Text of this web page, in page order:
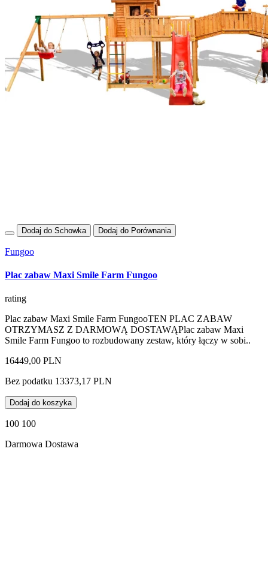
Dodaj do Schowka Dodaj do Porównania
Fungoo
Plac zabaw Maxi Smile Farm Fungoo
rating
Plac zabaw Maxi Smile Farm FungooTEN PLAC ZABAW
OTRZYMASZ Z DARMOWĄ DOSTAWĄPlac zabaw Maxi
Smile Farm Fungoo to rozbudowany zestaw, który łączy w sobi..
16449,00 PLN
Bez podatku 13373,17 PLN
Dodaj do koszyka
100 100
Darmowa Dostawa